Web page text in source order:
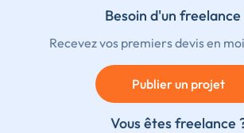
Besoin d'un freelance
Recevez vos premiers devis en
Publier un projet
Vous êtes freelance